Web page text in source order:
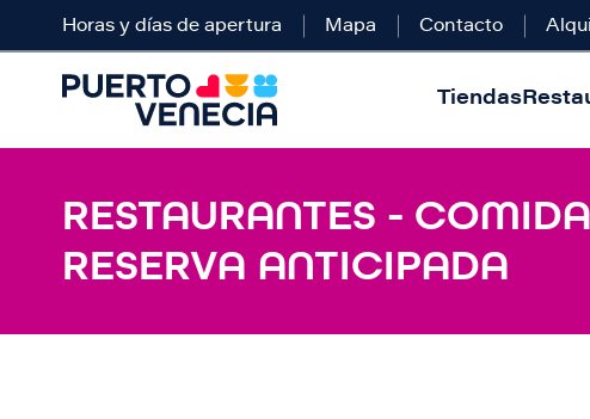
Horas y días de apertura Mapa Contacto
Tiendas
RESTAURANTES -
RESERVA ANTICIPADA